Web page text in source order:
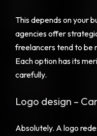
This depends on your
agencies offer
freelancers tend to be
Each option has its
carefully.
Logo design –
Absolutely. A logo